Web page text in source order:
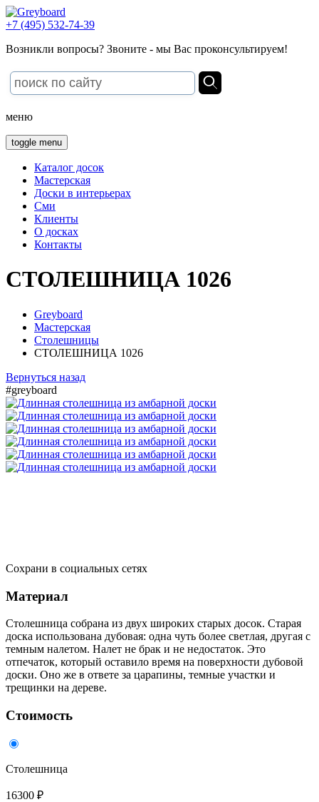
+7 (495) 532-74-39
Возникли вопросы? Звоните - мы Вас проконсультируем!
меню
toggle menu
Каталог досок
Мастерская
Доски в интерьерах
Сми
Клиенты
О досках
Контакты
СТОЛЕШНИЦА 1026
Greyboard
Мастерская
Столешницы
СТОЛЕШНИЦА 1026
Вернуться назад
#greyboard
Сохрани в социальных сетях
Материал
Столешница собрана из двух широких старых досок. Старая
доска использована дубовая: одна чуть более светлая, другая с
темным налетом. Налет не брак и не недостаток. Это
отпечаток, который оставило время на поверхности дубовой
доски. Оно же в ответе за царапины, темные участки и
трещинки на дереве.
Стоимость
Столешница
16300 ₽